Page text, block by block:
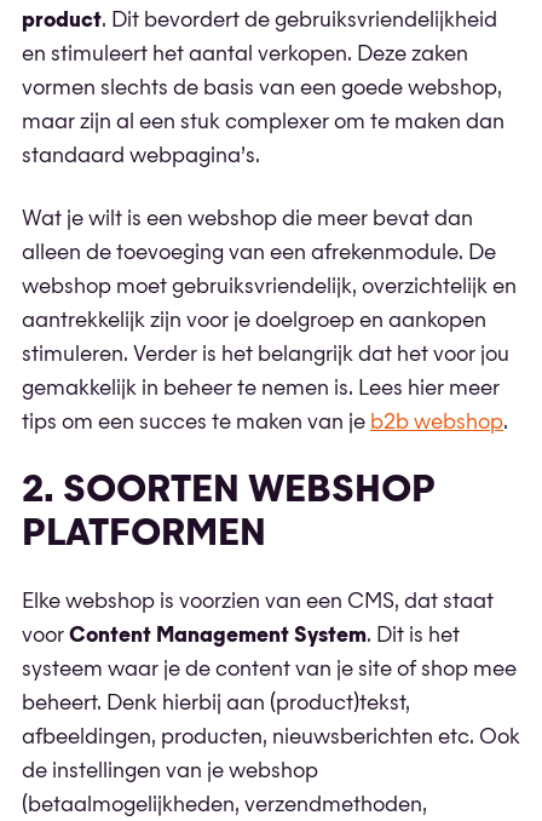
product. Dit bevordert de gebruiksvriendelijkheid
en stimuleert het aantal verkopen. Deze zaken
vormen slechts de basis van een goede webshop,
maar zijn al een stuk complexer om te maken dan
standaard webpagina’s.
Wat je wilt is een webshop die meer bevat dan
alleen de toevoeging van een afrekenmodule. De
webshop moet gebruiksvriendelijk, overzichtelijk en
aantrekkelijk zijn voor je doelgroep en aankopen
stimuleren. Verder is het belangrijk dat het voor jou
gemakkelijk in beheer te nemen is. Lees hier meer
tips om een succes te maken van je b2b webshop.
2. SOORTEN WEBSHOP
PLATFORMEN
Elke webshop is voorzien van een CMS, dat staat
voor Content Management System. Dit is het
systeem waar je de content van je site of shop mee
beheert. Denk hierbij aan (product)tekst,
afbeeldingen, producten, nieuwsberichten etc. Ook
de instellingen van je webshop
(betaalmogelijkheden, verzendmethoden,